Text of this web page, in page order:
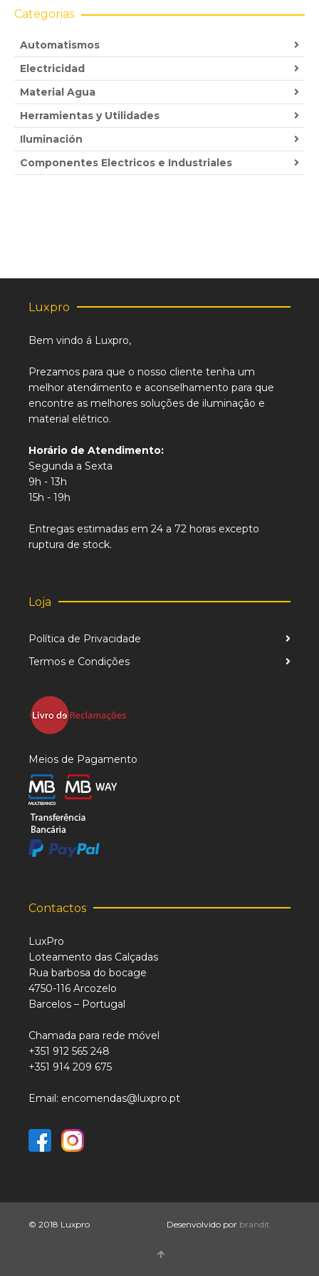
Categorias
Automatismos
Electricidad
Material Agua
Herramientas y Utilidades
Iluminación
Componentes Electricos e Industriales
Luxpro
Bem vindo á Luxpro,
Prezamos para que o nosso cliente tenha um
melhor atendimento e aconselhamento para que
encontre as melhores soluções de iluminação e
material elétrico.
Horário de Atendimento:
Segunda a Sexta
9h - 13h
15h - 19h
Entregas estimadas em 24 a 72 horas excepto
ruptura de stock.
Loja
Política de Privacidade
Termos e Condições
Meios de Pagamento
Contactos
LuxPro
Loteamento das Calçadas
Rua barbosa do bocage
4750-116 Arcozelo
Barcelos – Portugal
Chamada para rede móvel
+351 912 565 248
+351 914 209 675
Email: encomendas@luxpro.pt
© 2018 Luxpro Desenvolvido por brandit